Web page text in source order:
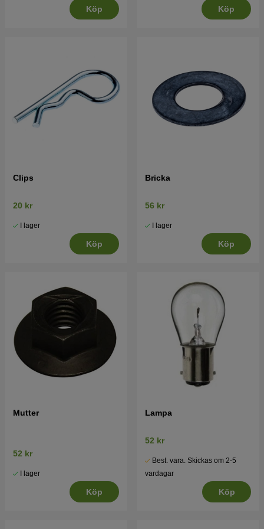
Köp Köp
Clips
20 kr
I lager
Köp
Bricka
56 kr
I lager
Köp
Mutter
52 kr
I lager
Köp
Lampa
52 kr
Best. vara. Skickas om 2-5
vardagar
Köp